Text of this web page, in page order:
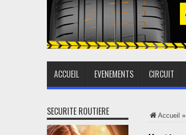
ACCUEIL EVENEMENTS CIRCUIT
Accueil »
SECURITE ROUTIERE